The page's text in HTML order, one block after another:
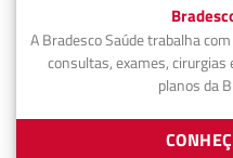
A Bradesco Saúde trabalha
consultas, exames,
planos da